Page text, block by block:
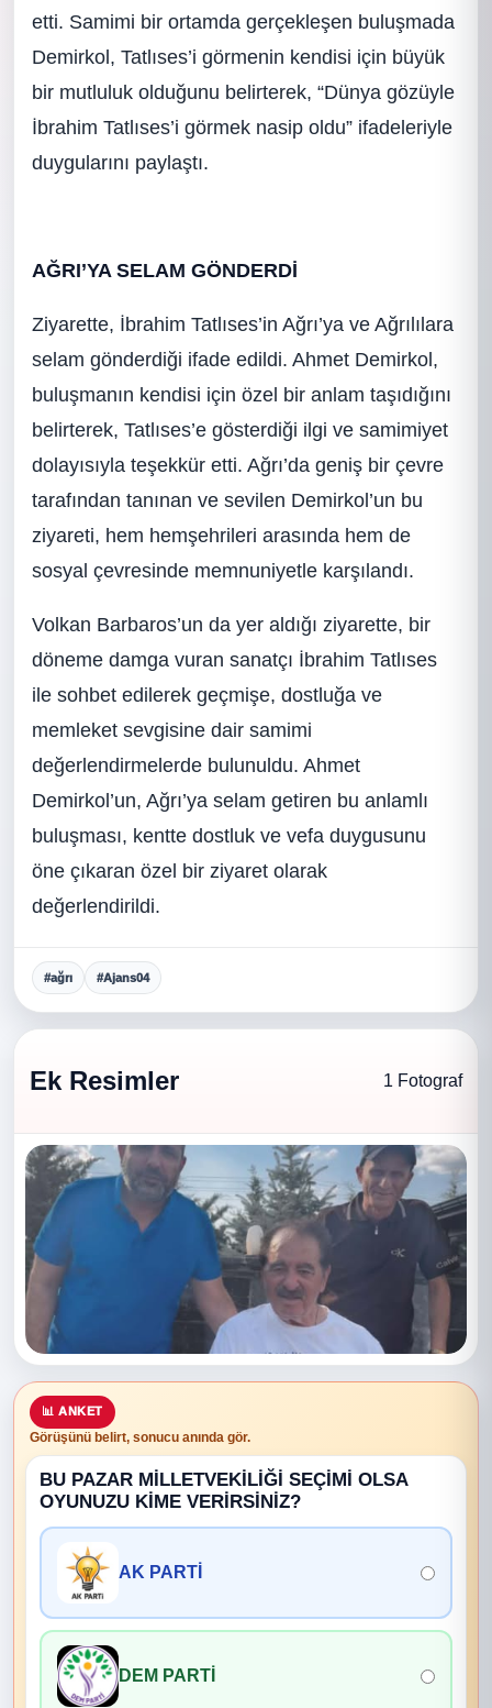
etti. Samimi bir ortamda gerçekleşen buluşmada
Demirkol, Tatlıses’i görmenin kendisi için büyük
bir mutluluk olduğunu belirterek, “Dünya gözüyle
İbrahim Tatlıses’i görmek nasip oldu” ifadeleriyle
duygularını paylaştı.
AĞRI’YA SELAM GÖNDERDİ
Ziyarette, İbrahim Tatlıses’in Ağrı’ya ve Ağrılılara
selam gönderdiği ifade edildi. Ahmet Demirkol,
buluşmanın kendisi için özel bir anlam taşıdığını
belirterek, Tatlıses’e gösterdiği ilgi ve samimiyet
dolayısıyla teşekkür etti. Ağrı’da geniş bir çevre
tarafından tanınan ve sevilen Demirkol’un bu
ziyareti, hem hemşehrileri arasında hem de
sosyal çevresinde memnuniyetle karşılandı.
Volkan Barbaros’un da yer aldığı ziyarette, bir
döneme damga vuran sanatçı İbrahim Tatlıses
ile sohbet edilerek geçmişe, dostluğa ve
memleket sevgisine dair samimi
değerlendirmelerde bulunuldu. Ahmet
Demirkol’un, Ağrı’ya selam getiren bu anlamlı
buluşması, kentte dostluk ve vefa duygusunu
öne çıkaran özel bir ziyaret olarak
değerlendirildi.
#ağrı #Ajans04
Ek Resimler 1 Fotograf
📊 ANKET
Görüşünü belirt, sonucu anında gör.
BU PAZAR MİLLETVEKİLİĞİ SEÇİMİ OLSA
OYUNUZU KİME VERİRSİNİZ?
AK PARTİ
DEM PARTİ